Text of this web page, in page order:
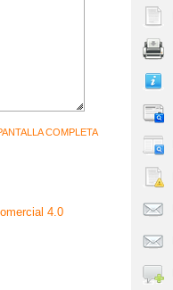
COMPLETA
4.0